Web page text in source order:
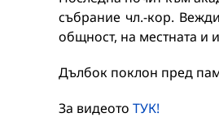
събрание чл.-кор.
общност, на местната и
Дълбок поклон пред
За видеото ТУК!